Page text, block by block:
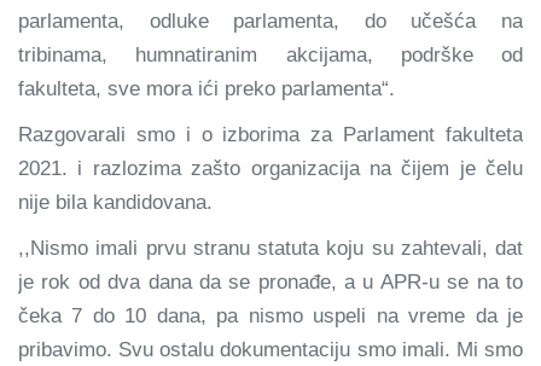
parlamenta, odluke parlamenta, do učešća na
tribinama, humnatiranim akcijama, podrške od
fakulteta, sve mora ići preko parlamenta“.
Razgovarali smo i o izborima za Parlament fakulteta
2021. i razlozima zašto organizacija na čijem je čelu
nije bila kandidovana.
,,Nismo imali prvu stranu statuta koju su zahtevali, dat
je rok od dva dana da se pronađe, a u APR-u se na to
čeka 7 do 10 dana, pa nismo uspeli na vreme da je
pribavimo. Svu ostalu dokumentaciju smo imali. Mi smo